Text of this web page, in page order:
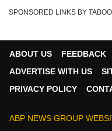
SPONSORED LINKS BY
ABOUT US FEEDBACK
ADVERTISE WITH US
PRIVACY POLICY
ABP NEWS GROUP